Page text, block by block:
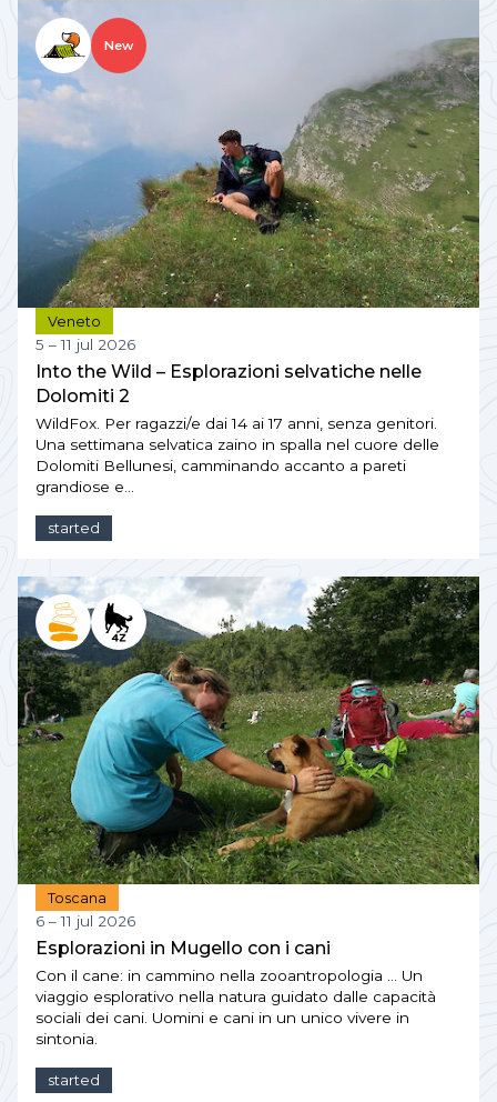
New
Veneto
5 – 11 jul 2026
Into the Wild – Esplorazioni selvatiche nelle
Dolomiti 2
WildFox. Per ragazzi/e dai 14 ai 17 anni, senza genitori.
Una settimana selvatica zaino in spalla nel cuore delle
Dolomiti Bellunesi, camminando accanto a pareti
grandiose e…
started
Toscana
6 – 11 jul 2026
Esplorazioni in Mugello con i cani
Con il cane: in cammino nella zooantropologia … Un
viaggio esplorativo nella natura guidato dalle capacità
sociali dei cani. Uomini e cani in un unico vivere in
sintonia.
started